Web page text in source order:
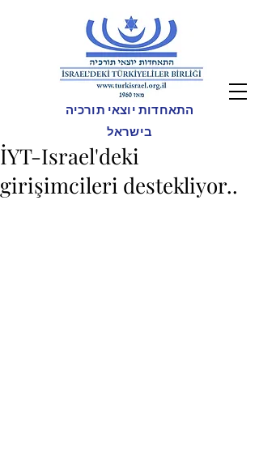
התאחדות יוצאי תורכיה
בישראל
İYT-Israel'deki
girişimcileri destekliyor..